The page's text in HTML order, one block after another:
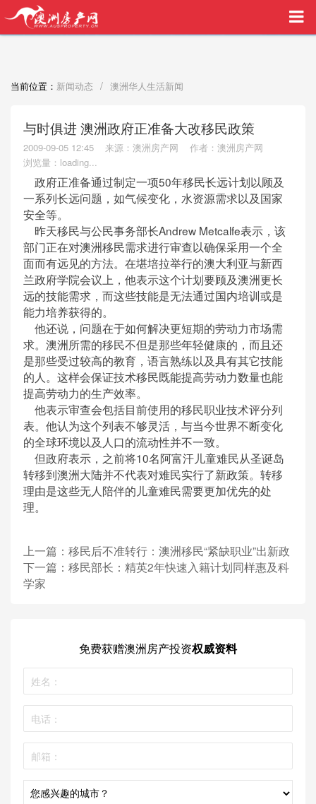
买家中介VIP服务，助您安心购房
当前位置： 新闻动态 / 澳洲华人生活新闻
与时俱进 澳洲政府正准备大改移民政策
2009-09-05 12:45 来源：澳洲房产网
作者：澳洲房产网
浏览量： loading...
政府正准备通过制定一项50年移民长远计划以顾及
一系列长远问题，如气候变化，水资源需求以及国家
安全等。
昨天移民与公民事务部长Andrew Metcalfe表示，该
部门正在对澳洲移民需求进行审查以确保采用一个全
面而有远见的方法。在堪培拉举行的澳大利亚与新西
兰政府学院会议上，他表示这个计划要顾及澳洲更长
远的技能需求，而这些技能是无法通过国内培训或是
能力培养获得的。
他还说，问题在于如何解决更短期的劳动力市场需
求。澳洲所需的移民不但是那些年轻健康的，而且还
是那些受过较高的教育，语言熟练以及具有其它技能
的人。这样会保证技术移民既能提高劳动力数量也能
提高劳动力的生产效率。
他表示审查会包括目前使用的移民职业技术评分列
表。他认为这个列表不够灵活，与当今世界不断变化
的全球环境以及人口的流动性并不一致。
但政府表示，之前将10名阿富汗儿童难民从圣诞岛
转移到澳洲大陆并不代表对难民实行了新政策。转移
理由是这些无人陪伴的儿童难民需要更加优先的处
理。
上一篇： 移民后不准转行：澳洲移民“紧缺职业”出新政
下一篇： 移民部长：精英2年快速入籍计划同样惠及科
学家
免费获赠澳洲房产投资权威资料